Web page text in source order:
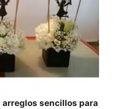
arreglos sencillos para